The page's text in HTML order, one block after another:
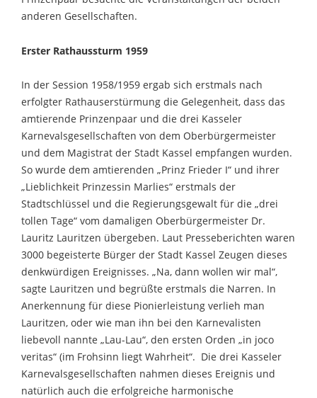
anderen Gesellschaften.
Erster Rathaussturm 1959
In der Session 1958/1959 ergab sich erstmals nach
erfolgter Rathauserstürmung die Gelegenheit, dass das
amtierende Prinzenpaar und die drei Kasseler
Karnevalsgesellschaften von dem Oberbürgermeister
und dem Magistrat der Stadt Kassel empfangen wurden.
So wurde dem amtierenden „Prinz Frieder I“ und ihrer
„Lieblichkeit Prinzessin Marlies“ erstmals der
Stadtschlüssel und die Regierungsgewalt für die „drei
tollen Tage“ vom damaligen Oberbürgermeister Dr.
Lauritz Lauritzen übergeben. Laut Presseberichten waren
3000 begeisterte Bürger der Stadt Kassel Zeugen dieses
denkwürdigen Ereignisses. „Na, dann wollen wir mal“,
sagte Lauritzen und begrüßte erstmals die Narren. In
Anerkennung für diese Pionierleistung verlieh man
Lauritzen, oder wie man ihn bei den Karnevalisten
liebevoll nannte „Lau-Lau“, den ersten Orden „in joco
veritas“ (im Frohsinn liegt Wahrheit“. Die drei Kasseler
Karnevalsgesellschaften nahmen dieses Ereignis und
natürlich auch die erfolgreiche harmonische